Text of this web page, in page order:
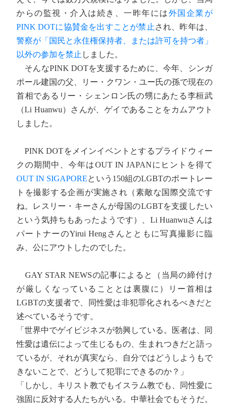
からの監視・介入は続き、一昨年には外国企業が
PINK DOTに協賛金を出すことが禁止 され、昨年は、
警察が「国民と永住権保持者、または許可を持つ者」
以外の参加を禁止 しました。
そんなPINK DOTを支援するために、今年、シンガ
ポール建国の父、リー・クワン・ユー氏の孫で現在の
首相であるリー・シェンロン氏の甥にあたる李桓武
（Li Huanwu）さんが、ゲイであることをカムアウト
しました。
PINK DOTをメインイベントとするプライドウィー
クの期間中、今年はOUT IN JAPANにヒントを得て
OUT IN SIGAPOREという150組のLGBTのポートレー
トを撮影する企画が実施され（素敵な国際交流です
ね。レスリー・キーさんが母国のLGBTを支援したい
という気持ちもあったようです）、Li Huanwuさんは
パートナーのYirui Hengさんとともに写真撮影に臨
み、公にアウトしたのでした。
GAY STAR NEWSの記事によると（当局の締付け
が厳しくなっていることとは裏腹に）リー首相は
LGBTの支援者で、同性愛は非犯罪化されるべきだと
述べているそうです。
「世界中でゲイビジネスが勃興している。医者は、同
性愛は遺伝によって生じるもの、生まれつきだと語っ
ているが、それが真実なら、自分ではどうしようもで
きないことで、どうして犯罪にできるのか？」
「しかし、キリスト教でもイスラム教でも、同性愛に
強固に反対する人たちがいる。中華社会でもそうだ。